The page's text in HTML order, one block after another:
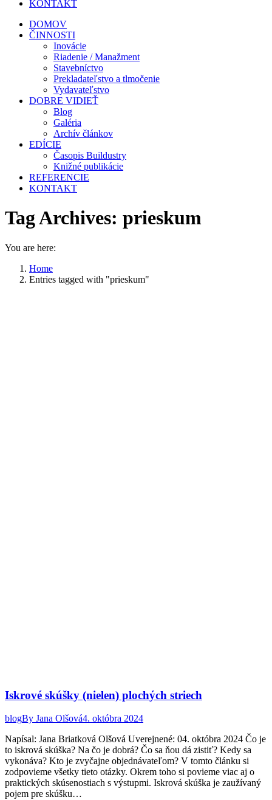
KONTAKT
DOMOV
ČINNOSTI
Inovácie
Riadenie / Manažment
Stavebníctvo
Prekladateľstvo a tlmočenie
Vydavateľstvo
DOBRE VIDIEŤ
Blog
Galéria
Archív článkov
EDÍCIE
Časopis Buildustry
Knižné publikácie
REFERENCIE
KONTAKT
Tag Archives: prieskum
You are here:
Home
Entries tagged with "prieskum"
Iskrové skúšky (nielen) plochých striech
blogBy Jana Olšová4. októbra 2024
Napísal: Jana Briatková Olšová Uverejnené: 04. októbra 2024 Čo je
to iskrová skúška? Na čo je dobrá? Čo sa ňou dá zistiť? Kedy sa
vykonáva? Kto je zvyčajne objednávateľom? V tomto článku si
zodpovieme všetky tieto otázky. Okrem toho si povieme viac aj o
praktických skúsenostiach s výstupmi. Iskrová skúška je zaužívaný
pojem pre skúšku…